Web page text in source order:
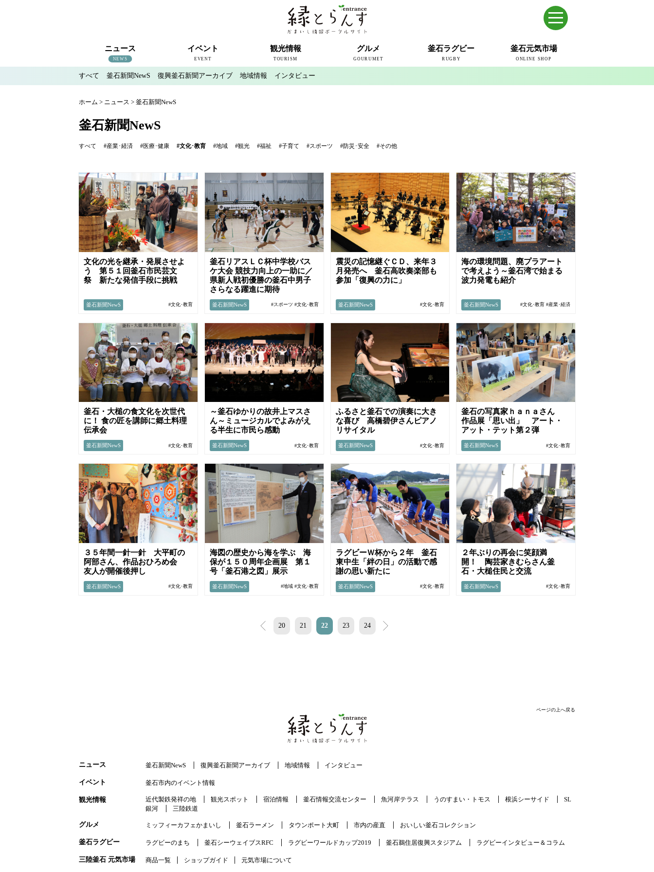
ニュース
NEWS
すべて
釜石新聞NewS
復興釜石新聞アーカイブ
地域情報
インタビュー
イベント
EVENT
釜石のイベント情報
観光情報
TOURISM
近代製鉄発祥の地
観光スポット
宿泊情報
釜石情報交流センター
魚河岸テラス
うのすまい・トモス
根浜シーサイド
SL銀河
三陸鉄道
グルメ
GOURUMET
釜石ラグビー
RUGBY
釜石元気市場
ONLINE SHOP
すべて 釜石新聞NewS 復興釜石新聞アーカイブ 地域情報 インタビュー
ホーム > ニュース > 釜石新聞NewS
釜石新聞NewS
すべて #産業･経済 #医療･健康 #文化･教育 #地域 #観光 #福祉 #子育て #スポーツ #防災･安全 #その他
文化の光を継承・発展させよ
う 第５１回釜石市民芸文
祭 新たな発信手段に挑戦
釜石新聞NewS #文化･教育
釜石リアスＬＣ杯中学校バス
ケ大会 競技力向上の一助に／
県新人戦初優勝の釜石中男子
さらなる躍進に期待
釜石新聞NewS #スポーツ #文化･教育
震災の記憶継ぐＣＤ、来年３
月発売へ 釜石高吹奏楽部も
参加「復興の力に」
釜石新聞NewS #文化･教育
海の環境問題、廃プラアート
で考えよう～釜石湾で始まる
波力発電も紹介
釜石新聞NewS #文化･教育 #産業･経済
釜石・大槌の食文化を次世代
に！ 食の匠を講師に郷土料理
伝承会
釜石新聞NewS #文化･教育
～釜石ゆかりの故井上マスさ
ん～ミュージカルでよみがえ
る半生に市民ら感動
釜石新聞NewS #文化･教育
ふるさと釜石での演奏に大き
な喜び 高橋碧伊さんピアノ
リサイタル
釜石新聞NewS #文化･教育
釜石の写真家ｈａｎａさん
作品展「思い出」 アート・
アット・テット第２弾
釜石新聞NewS #文化･教育
３５年間一針一針 大平町の
阿部さん、作品おひろめ会
友人が開催後押し
釜石新聞NewS #文化･教育
海図の歴史から海を学ぶ 海
保が１５０周年企画展 第１
号「釜石港之図」展示
釜石新聞NewS #地域 #文化･教育
ラグビーＷ杯から２年 釜石
東中生「絆の日」の活動で感
謝の思い新たに
釜石新聞NewS #文化･教育
２年ぶりの再会に笑顔満
開！ 陶芸家きむらさん釜
石・大槌住民と交流
釜石新聞NewS #文化･教育
< 20 21 22 23 24 >
ページの上へ戻る
ニュース 釜石新聞NewS 復興釜石新聞アーカイブ 地域情報 インタビュー
イベント 釜石市内のイベント情報
観光情報 近代製鉄発祥の地 観光スポット 宿泊情報 釜石情報交流センター 魚河岸テラス うのすまい・トモス 根浜シーサイド
SL
銀河
三陸鉄道
グルメ ミッフィーカフェかまいし 釜石ラーメン タウンポート大町 市内の産直 おいしい釜石コレクション
釜石ラグビー ラグビーのまち 釜石シーウェイブスRFC ラグビーワールドカップ2019 釜石鵜住居復興スタジアム ラグビーインタビュー＆コラム
三陸釜石 元気市場 商品一覧 ショップガイド 元気市場について